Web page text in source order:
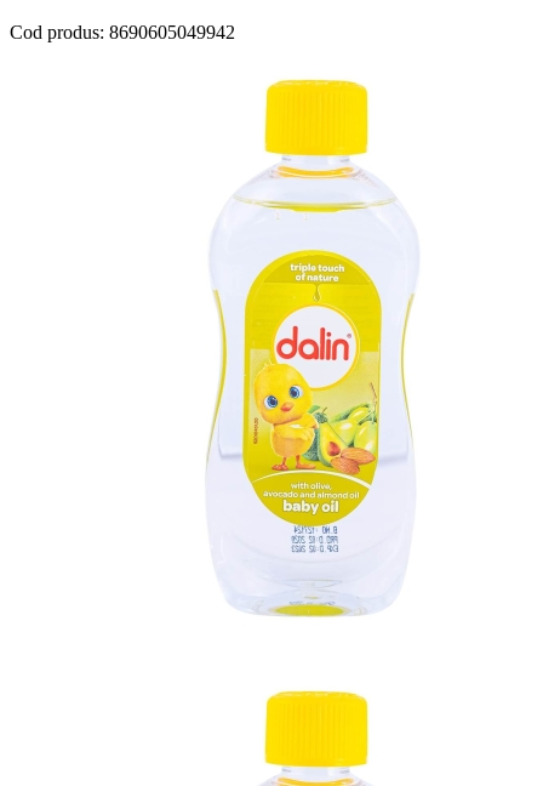
Cod produs: 8690605049942